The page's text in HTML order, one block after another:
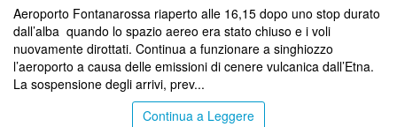
Aeroporto Fontanarossa riaperto alle 16,15 dopo uno stop durato
dall’alba quando lo spazio aereo era stato chiuso e i voli
nuovamente dirottati. Continua a funzionare a singhiozzo
l’aeroporto a causa delle emissioni di cenere vulcanica dall’Etna.
La sospensione degli arrivi, prev...
Continua a Leggere